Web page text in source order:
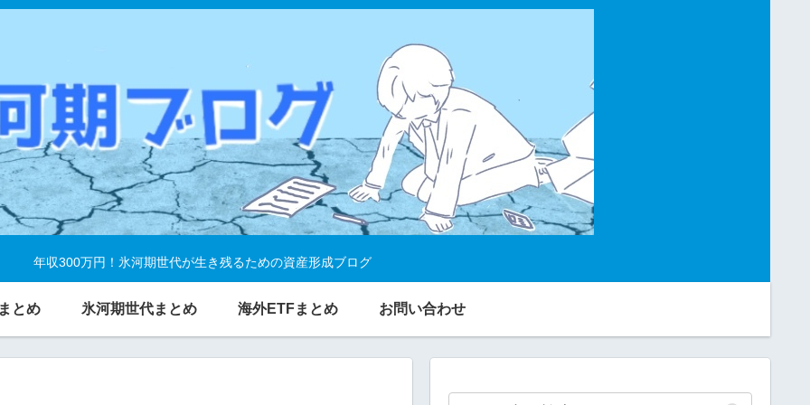
年収300万円！氷河期世代が生き残るための資産形成ブログ
とめ 氷河期世代まとめ 海外ETFまとめ お問い合わせ